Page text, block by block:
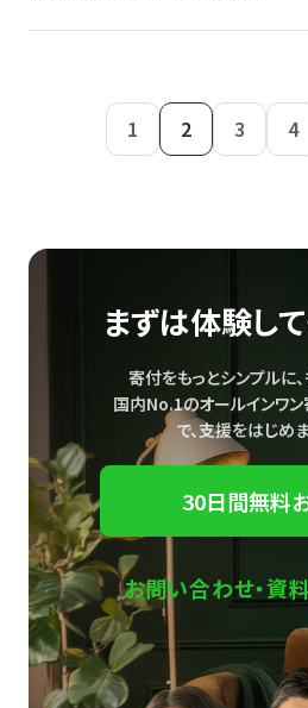
1 2 3 4
まずは体験して
寄付をもっとシンプルに
国内No.1のオールインワ
で、支援をはじめま
30日間無料
お問い合わせ・資